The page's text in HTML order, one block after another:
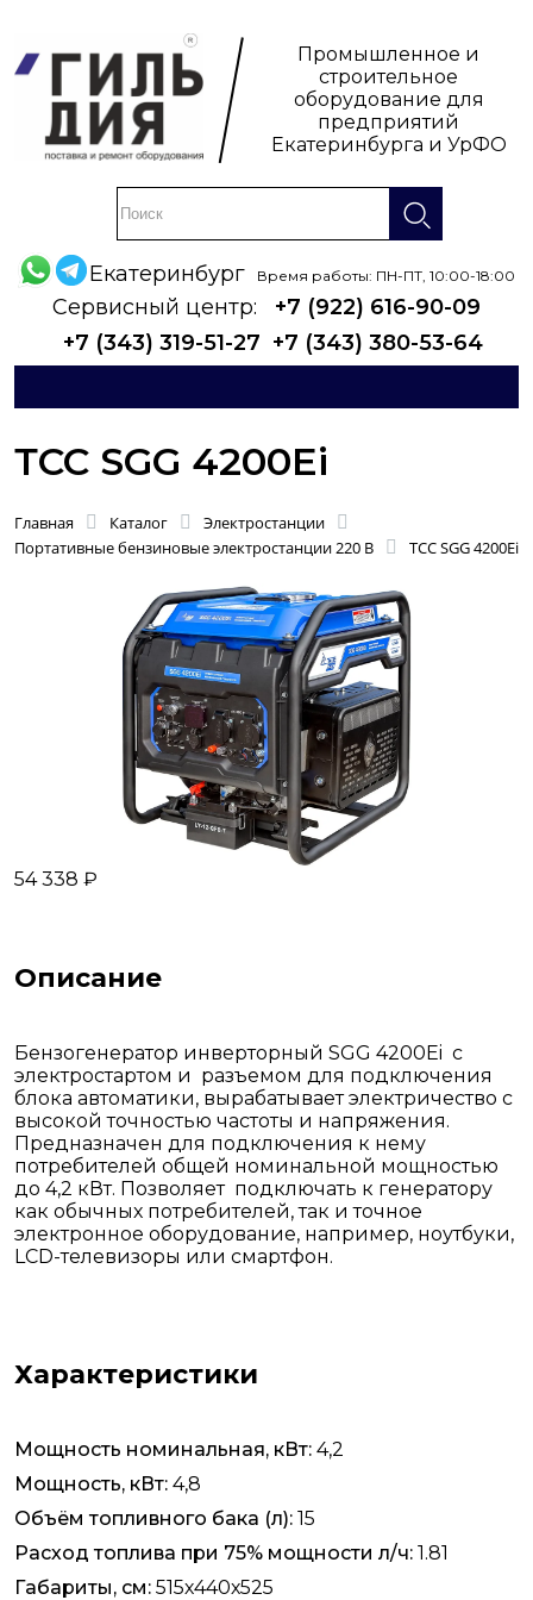
Промышленное и
строительное
оборудование для
предприятий
Екатеринбурга и УрФО
Екатеринбург Время работы: ПН-ПТ, 10:00-18:00
Сервисный центр:
+7 (922) 616-90-09
+7 (343) 319-51-27 +7 (343) 380-53-64
ТСС SGG 4200Ei
Главная Каталог
Электростанции
Портативные бензиновые электростанции 220 В
ТСС SGG 4200Ei
54 338 ₽
Описание
Бензогенератор инверторный SGG 4200Ei с
электростартом и разъемом для подключения
блока автоматики, вырабатывает электричество с
высокой точностью частоты и напряжения.
Предназначен для подключения к нему
потребителей общей номинальной мощностью
до 4,2 кВт. Позволяет подключать к генератору
как обычных потребителей, так и точное
электронное оборудование, например, ноутбуки,
LCD-телевизоры или смартфон.
Характеристики
Мощность номинальная, кВт: 4,2
Мощность, кВт: 4,8
Объём топливного бака (л): 15
Расход топлива при 75% мощности л/ч: 1.81
Габариты, см: 515х440х525